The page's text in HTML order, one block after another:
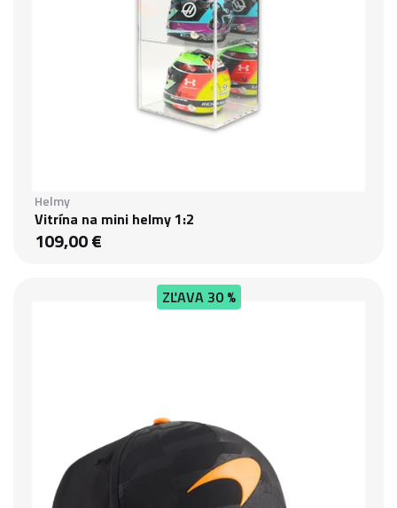
Helmy
Vitrína na mini helmy 1:2
109,00 €
ZĽAVA30 %